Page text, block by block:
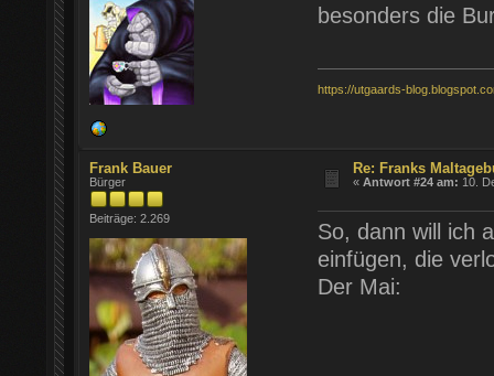
besonders die
https://utgaards-
Frank Bauer
Bürger
Beiträge: 2.269
Re: Franks
«Antwort #24 am: 10.
So, dann will ich
einfügen, die
Der Mai: